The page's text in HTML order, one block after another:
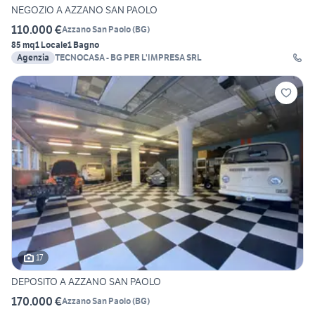
NEGOZIO A AZZANO SAN PAOLO
110.000 €Azzano San Paolo(BG)
85 mq1 Locale1 Bagno
Agenzia TECNOCASA - BG PER L'IMPRESA SRL
17
DEPOSITO A AZZANO SAN PAOLO
170.000 €Azzano San Paolo(BG)